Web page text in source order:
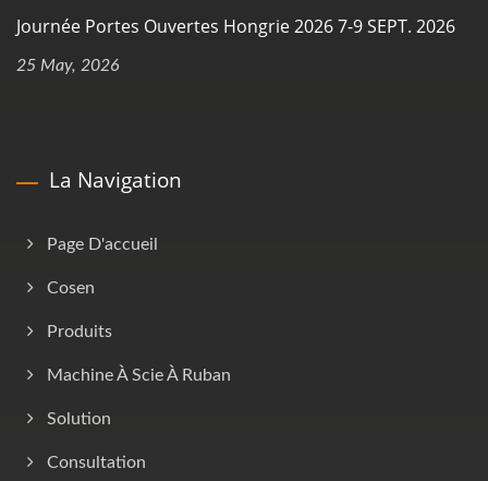
Journée Portes Ouvertes Hongrie 2026 7-9 SEPT. 2026
25 May, 2026
La Navigation
Page D'accueil
Cosen
Produits
Machine À Scie À Ruban
Solution
Consultation